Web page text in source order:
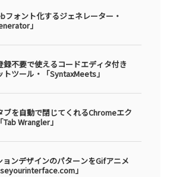
ォント化するジェネレーター・
」
録不要で使えるコードエディタ付き
ツール・「SyntaxMeets」
ブを自動で閉じてくれるChromeエク
Wrangler」
ョンデザインのパターンをGifアニメ
」